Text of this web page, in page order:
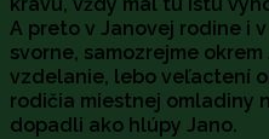
A preto v Janovej rodine i
svorne, samozrejme
vzdelanie, lebo veľactení
rodičia miestnej omladiny
dopadli ako hlúpy Jano.